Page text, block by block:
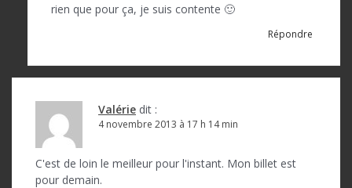
rien que pour ça, je suis contente 🙂
Répondre
Valérie dit :
4 novembre 2013 à 17 h 14 min
C'est de loin le meilleur pour l'instant. Mon billet est
pour demain.